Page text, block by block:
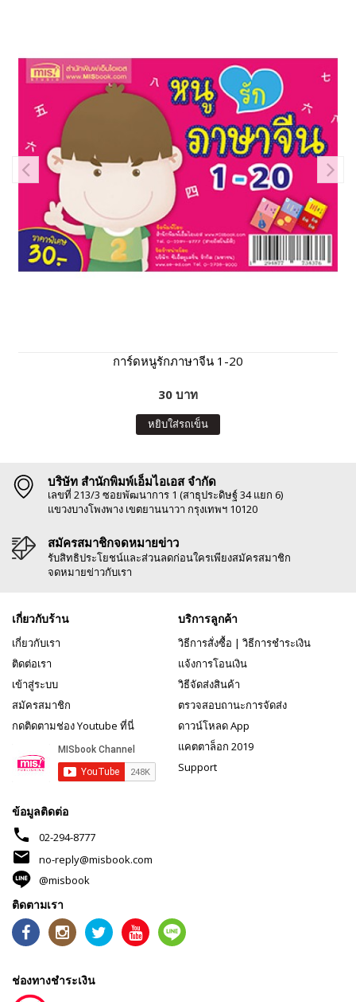
การ์ดหนูรักภาษาจีน 1-20
30 บาท
หยิบใส่รถเข็น
บริษัท สำนักพิมพ์เอ็มไอเอส จำกัด
เลขที่ 213/3 ซอยพัฒนาการ 1 (สาธุประดิษฐ์ 34 แยก 6)
แขวงบางโพงพาง เขตยานนาวา กรุงเทพฯ 10120
สมัครสมาชิกจดหมายข่าว
รับสิทธิประโยชน์และส่วนลดก่อนใครเพียงสมัครสมาชิก
จดหมายข่าวกับเรา
เกี่ยวกับร้าน
เกี่ยวกับเรา
ติดต่อเรา
เข้าสู่ระบบ
สมัครสมาชิก
กดติดตามช่อง Youtube ที่นี่
บริการลูกค้า
วิธีการสั่งซื้อ | วิธีการชำระเงิน
แจ้งการโอนเงิน
วิธีจัดส่งสินค้า
ตรวจสอบถานะการจัดส่ง
ดาวน์โหลด App
แคตตาล็อก 2019
Support
ข้อมูลติดต่อ
phone 02-294-8777
mail
no-reply@misbook.com
@misbook
ติดตามเรา
ช่องทางชำระเงิน